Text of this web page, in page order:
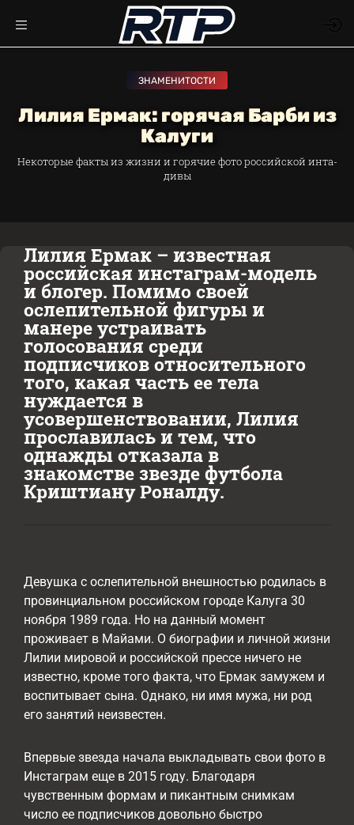
ЗНАМЕНИТОСТИ
Лилия Ермак: горячая Барби из
Калуги
Некоторые факты из жизни и горячие фото российской инта-
дивы
Лилия Ермак – известная
российская инстаграм-модель
и блогер. Помимо своей
ослепительной фигуры и
манере устраивать
голосования среди
подписчиков относительного
того, какая часть ее тела
нуждается в
усовершенствовании, Лилия
прославилась и тем, что
однажды отказала в
знакомстве звезде футбола
Криштиану Роналду.
Девушка с ослепительной внешностью родилась в
провинциальном российском городе Калуга 30
ноября 1989 года. Но на данный момент
проживает в Майами. О биографии и личной жизни
Лилии мировой и российской прессе ничего не
известно, кроме того факта, что Ермак замужем и
воспитывает сына. Однако, ни имя мужа, ни род
его занятий неизвестен.
Впервые звезда начала выкладывать свои фото в
Инстаграм еще в 2015 году. Благодаря
чувственным формам и пикантным снимкам
число ее подписчиков довольно быстро